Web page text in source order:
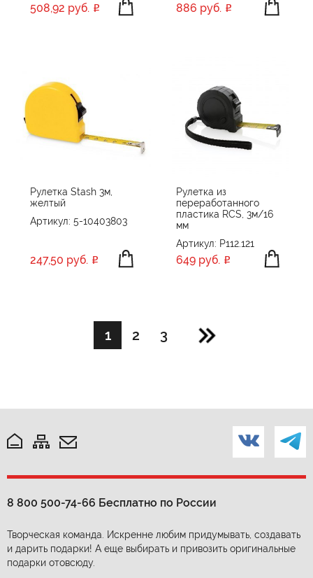
508,92 руб. 886 руб.
Рулетка Stash 3м,
желтый
Артикул: 5-10403803
247,50 руб.
Рулетка из
переработанного
пластика RCS, 3м/16
мм
Артикул: P112.121
649 руб.
1 2 3
8 800 500-74-66 Бесплатно по России
Творческая команда. Искренне любим придумывать, создавать
и дарить подарки! А еще выбирать и привозить оригинальные
подарки отовсюду.